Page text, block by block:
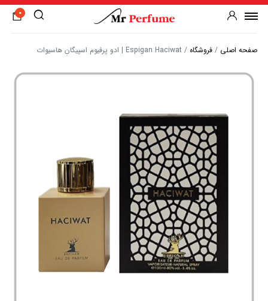
0
صفحه اصلی / فروشگاه / Espigan Haciwat | ادو پرفیوم اسپیگان هاسیوات